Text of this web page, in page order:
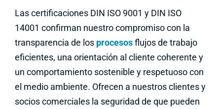
Las certificaciones DIN ISO 9001 y DIN ISO
14001 confirman nuestro compromiso con la
transparencia de los procesosflujos de trabajo
eficientes, una orientación al cliente coherente y
un comportamiento sostenible y respetuoso con
el medio ambiente. Ofrecen a nuestros clientes y
socios comerciales la seguridad de que pueden